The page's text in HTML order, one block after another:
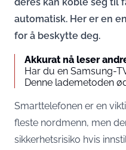
automatisk. Her er en
for å beskytte deg.
Akkurat nå leser
Har du en Samsung-
Denne lademetoden
Smarttelefonen er en
fleste nordmenn, men
sikkerhetsrisiko hvis